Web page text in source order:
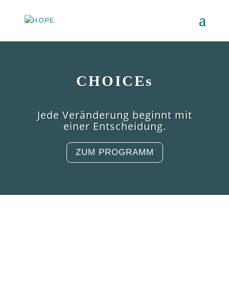
CHOICEs
Jede Veränderung beginnt mit
einer Entscheidung.
ZUM PROGRAMM